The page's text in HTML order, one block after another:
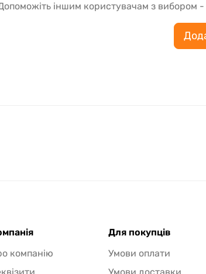
іншим користувачам з вибором
компанію
Для покупців
Умови оплати